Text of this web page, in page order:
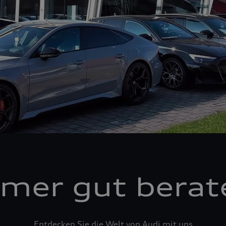
gut
Entdecken Sie die Welt von Audi mit uns